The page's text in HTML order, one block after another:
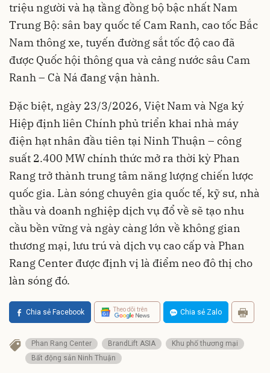
triệu người và hạ tầng đồng bộ bậc nhất Nam
Trung Bộ: sân bay quốc tế Cam Ranh, cao tốc Bắc
Nam thông xe, tuyến đường sắt tốc độ cao đã
được Quốc hội thông qua và cảng nước sâu Cam
Ranh – Cà Ná đang vận hành.
Đặc biệt, ngày 23/3/2026, Việt Nam và Nga ký
Hiệp định liên Chính phủ triển khai nhà máy
điện hạt nhân đầu tiên tại Ninh Thuận – công
suất 2.400 MW chính thức mở ra thời kỳ Phan
Rang trở thành trung tâm năng lượng chiến lược
quốc gia. Làn sóng chuyên gia quốc tế, kỹ sư, nhà
thầu và doanh nghiệp dịch vụ đổ về sẽ tạo nhu
cầu bền vững và ngày càng lớn về không gian
thương mại, lưu trú và dịch vụ cao cấp và Phan
Rang Center được định vị là điểm neo đô thị cho
làn sóng đó.
Chia sẻ Facebook Theo dõi trên Chia sẻ Zalo
Phan Rang Center BrandLift ASIA
Khu phố thương mại
Bất động sản Ninh Thuận